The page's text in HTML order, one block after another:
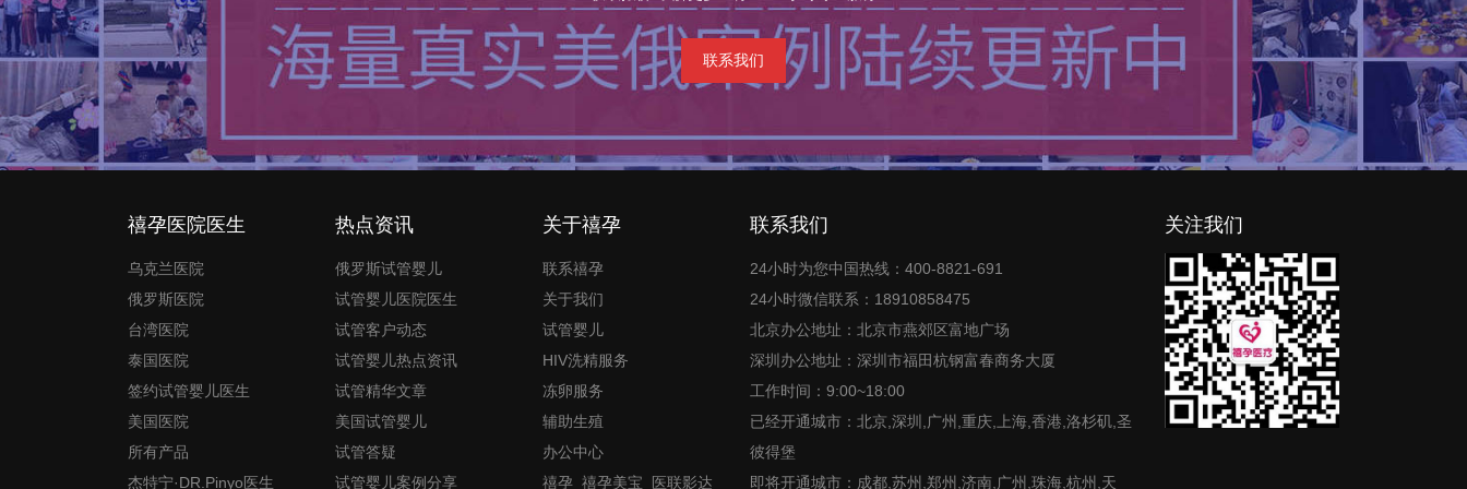
联系我们
禧孕医院医生
乌克兰医院
俄罗斯医院
台湾医院
泰国医院
签约试管婴儿医生
美国医院
所有产品
杰特宁·DR.Pinyo医生
热点资讯
俄罗斯试管婴儿
试管婴儿医院医生
试管客户动态
试管婴儿热点资讯
试管精华文章
美国试管婴儿
试管答疑
试管婴儿案例分享
关于禧孕
联系禧孕
关于我们
试管婴儿
HIV洗精服务
冻卵服务
辅助生殖
办公中心
禧孕_禧孕美宝_医联影达
联系我们
24小时为您中国热线：400-8821-691
24小时微信联系：18910858475
北京办公地址：北京市燕郊区富地广场
深圳办公地址：深圳市福田杭钢富春商务大厦
工作时间：9:00~18:00
已经开通城市：北京,深圳,广州,重庆,上海,香港,洛杉矶,圣
彼得堡
即将开通城市：成都,苏州,郑州,济南,广州,珠海,杭州,天
关注我们